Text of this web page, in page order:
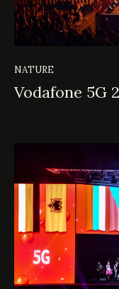
NATURE
Vodafone 5G